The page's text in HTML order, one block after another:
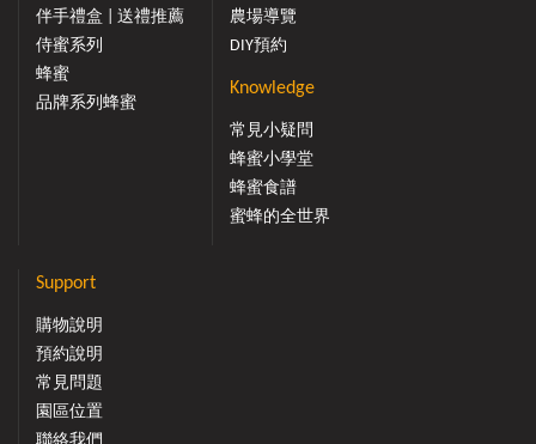
伴手禮盒 | 送禮推薦
侍蜜系列
蜂蜜
品牌系列蜂蜜
農場導覽
DIY預約
Knowledge
常見小疑問
蜂蜜小學堂
蜂蜜食譜
蜜蜂的全世界
Support
購物說明
預約說明
常見問題
園區位置